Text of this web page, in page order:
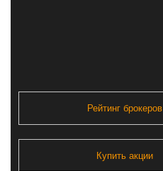
Рейтинг брокеров
Купить акции